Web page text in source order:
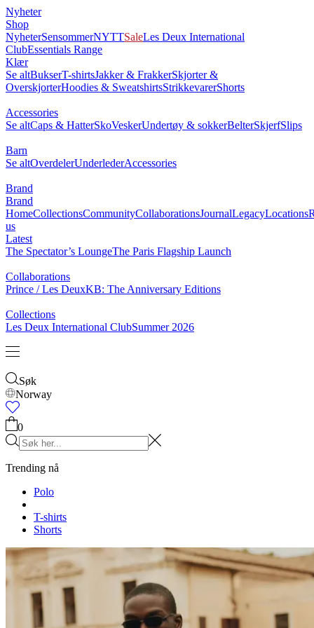
Nyheter
Shop
NyheterSensommerNYTTSaleLes Deux International
ClubEssentials Range
Klær
Se altBukserT-shirtsJakker & FrakkerSkjorter &
OverskjorterHoodies & SweatshirtsStrikkevarerShorts
Accessories
Se altCaps & HatterSkoVeskerUndertøy & sokkerBelterSkjerfSlips
Barn
Se altOverdelerUnderlederAccessories
Brand
Brand
HomeCollectionsCommunityCollaborationsJournalLegacyLocations
us
Latest
The Spectator’s LoungeThe Paris Flagship Launch
Collaborations
Prince / Les DeuxKB: The Anniversary Editions
Collections
Les Deux International ClubSummer 2026
Søk
Norway
0
Trending nå
Polo
T-shirts
Shorts
T-SHIRTS
JAKKER